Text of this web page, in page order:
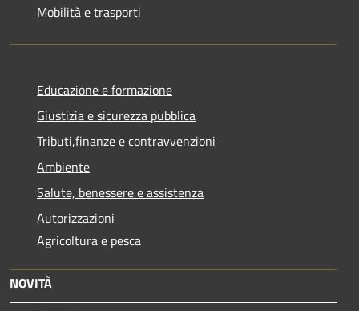
Mobilità e trasporti
Educazione e formazione
Giustizia e sicurezza pubblica
Tributi,finanze e contravvenzioni
Ambiente
Salute, benessere e assistenza
Autorizzazioni
Agricoltura e pesca
NOVITÀ